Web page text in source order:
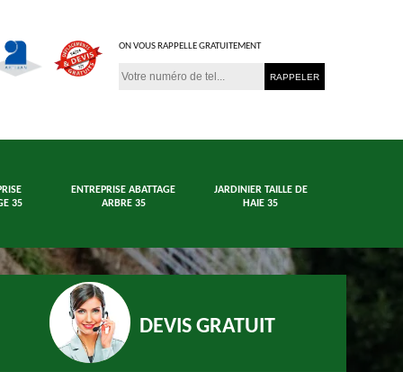
ON VOUS RAPPELLE GRATUITEMENT
35
ENTREPRISE ABATTAGE
ARBRE 35
JARDINIER TAILLE DE
HAIE 35
DEVIS GRATUIT